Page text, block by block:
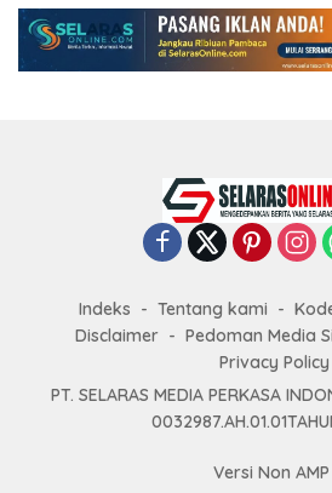
Indeks Tentang kami
Disclaimer
Pedoman Media
Privacy Policy
PT. SELARAS MEDIA PERKASA
Versi Non AMP